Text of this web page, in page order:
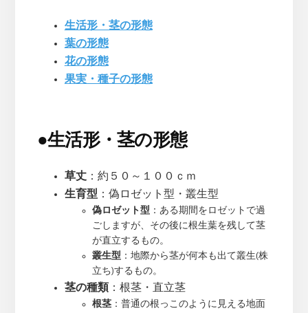
生活形・茎の形態
葉の形態
花の形態
果実・種子の形態
●生活形・茎の形態
草丈：約５０～１００ｃｍ
生育型 ：偽ロゼット型・叢生型
偽ロゼット型 ：ある期間をロゼットで過
ごしますが、その後に根生葉を残して茎
が直立するもの。
叢生型 ：地際から茎が何本も出て叢生(株
立ち)するもの。
茎の種類 ：根茎・直立茎
根茎：普通の根っこのように見える地面